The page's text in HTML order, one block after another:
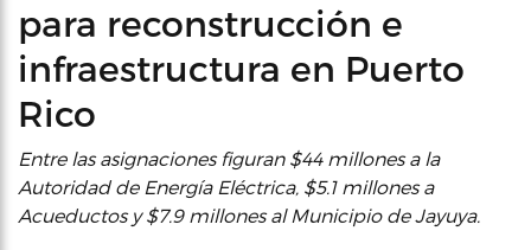
para reconstrucción e
infraestructura en Puerto
Rico
Entre las asignaciones figuran $44 millones a la
Autoridad de Energía Eléctrica, $5.1 millones a
Acueductos y $7.9 millones al Municipio de Jayuya.